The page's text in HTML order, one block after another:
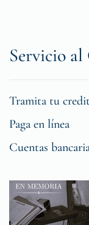
Servicio
Tramita tu
Paga en línea
Cuentas